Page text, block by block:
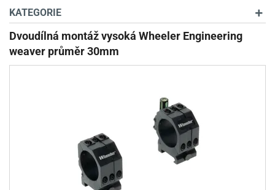
OPTIKA
STŘELIVO
KATEGORIE
Dvoudílná montáž vysoká Wheeler Engineering
weaver průměr 30mm